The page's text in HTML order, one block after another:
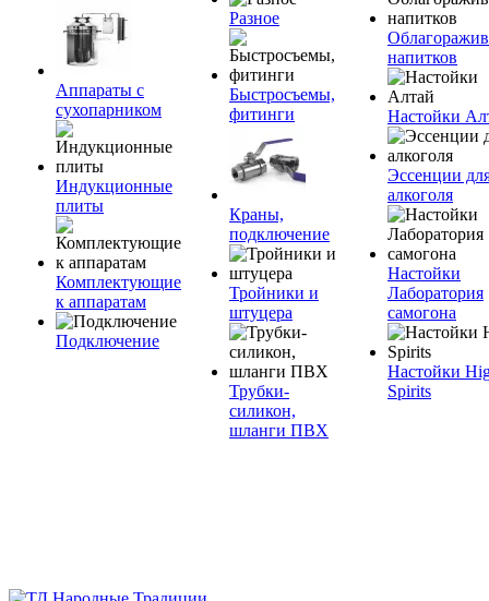
Аппараты с
сухопарником
Индукционные
плиты
Комплектующие
к аппаратам
Подключение
Разное
Быстросъемы,
фитинги
Краны,
подключение
Тройники и
штуцера
Трубки-
силикон,
шланги ПВХ
напитков
Настойки
Эссенции
алкоголя
Настойки
Лаборатория
самогона
Настойки
Spirits